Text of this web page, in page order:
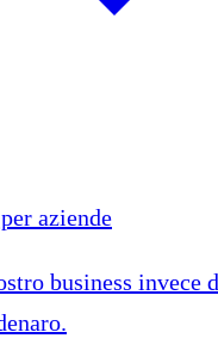
aziende
business invece